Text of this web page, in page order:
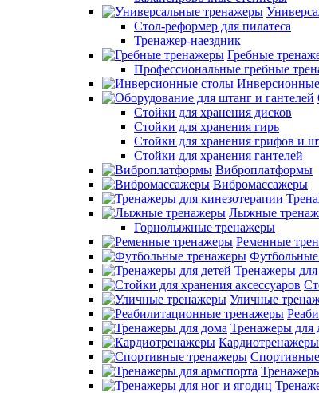
Стол-реформер для пилатеса
Тренажер-наездник
Гребные
Профессиональные гребные
Стойки для хранения дисков
Стойки для хранения гирь
Стойки для хранения грифов и
Стойки для хранения гантелей
Виброплатформы
Вибромассажеры
Лыжные
Горнолыжные тренажеры
Ременные
Тренажеры для
Уличные
Тренажеры для
Кардиотренажеры